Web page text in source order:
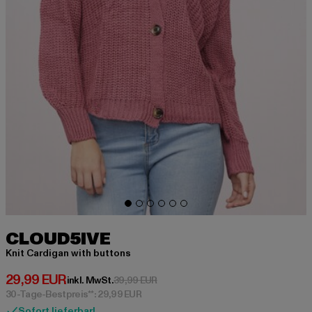
CLOUD5IVE
Knit Cardigan with buttons
29,99 EUR
Derzeitiger Preis: 29,99 EUR
inkl. MwSt.39,99 EURAktionspreis: 39,99 EUR
30-Tage-Bestpreis**: 29,99 EUR